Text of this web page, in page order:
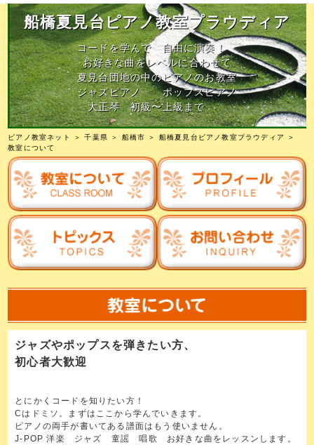
船橋夏見台ピアノ教室プラウディア
コードを学んで 自由に演奏！
お好きな曲をレベルに合わせて
夏見台団地の中のピアノのお教室
ジャズピアノ ポップスピアノ
大正琴 初級〜上級まで
ピアノ教室ネット ＞千葉県 ＞ 船橋市 ＞ 船橋夏見台ピアノ教室プラウディア
＞
教室について
ジャズやポップスを弾きたい方、
初心者大歓迎
とにかくコードを知りたい方！
Cはドミソ。まずはここから学んでいきます。
ピアノの両手が書いてある譜面はもう使いません。
J-POP 洋楽 ジャズ 童謡 唱歌 お好きな曲をレッスンします。